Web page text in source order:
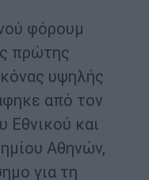
φόρουμ
πρώτης
υψηλής
από τον
Εθνικού και
Αθηνών,
για τη